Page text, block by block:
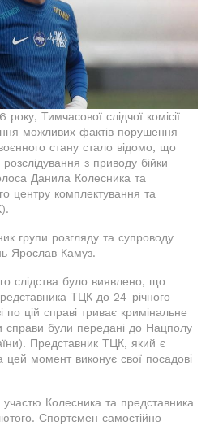
Тимчасової слідчої комісії
можливих фактів порушення
стану стало відомо, що
з приводу бійки
Данила Колесника та
центру комплектування та
групи розгляду та супроводу
Ярослав Камуз.
слідства було виявлено, що
ТЦК до 24-річного
цій справі триває кримінальне
справи були передані до Нацполу
Представник ТЦК, який є
цей момент виконує свої посадові
Колесника та представника
Спортсмен самостійно